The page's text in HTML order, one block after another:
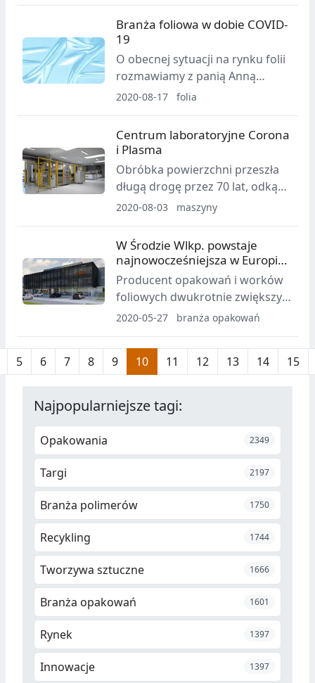
innowacyjne produkty.
Branża foliowa w dobie COVID-
19
O obecnej sytuacji na rynku folii
rozmawiamy z panią Anną
Radoń-Cholewą, dyrektorem
2020-08-17 folia
Centrum laboratoryjne Corona
i Plasma
Obróbka powierzchni przeszła
długą drogę przez 70 lat, odkąd
Verner Eisby, założyciel
technikę znaną obecnie na całym
świecie jako koronowanie.
2020-08-03 maszyny
W Środzie Wlkp. powstaje
najnowocześniejsza w Europie
fabryka opakowań
Producent opakowań i worków
foliowych dwukrotnie zwiększy
swoje powierzchnie produkcyjne
Środzie Wielkopolskiej dla firmy
Polipak wybuduje W.P.I.P,
Poznania.
2020-05-27 branża opakowań
5 6 7 8 9 10 11 12 13 14 15
Najpopularniejsze tagi:
Opakowania 2349
Targi 2197
Branża polimerów 1750
Recykling 1744
Tworzywa sztuczne 1666
Branża opakowań 1601
Rynek 1397
Innowacje 1397